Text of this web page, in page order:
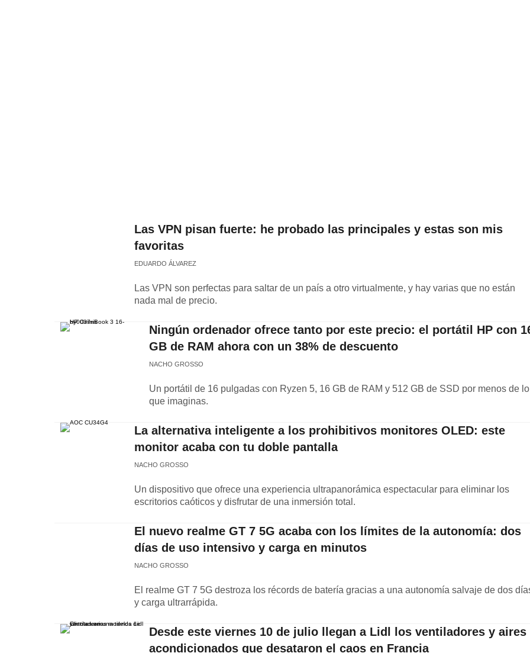
Las VPN pisan fuerte: he probado las principales y estas son mis
favoritas
EDUARDO ÁLVAREZ
Las VPN son perfectas para saltar de un país a otro virtualmente, y hay varias que no están
nada mal de precio.
Ningún ordenador ofrece tanto por este precio: el portátil HP con
GB de RAM ahora con un 38% de descuento
NACHO GROSSO
Un portátil de 16 pulgadas con Ryzen 5, 16 GB de RAM y 512 GB de SSD por menos de lo
que imaginas.
La alternativa inteligente a los prohibitivos monitores OLED: este
monitor acaba con tu doble pantalla
NACHO GROSSO
Un dispositivo que ofrece una experiencia ultrapanorámica espectacular para eliminar los
escritorios caóticos y disfrutar de una inmersión total.
El nuevo realme GT 7 5G acaba con los límites de la autonomía: dos
días de uso intensivo y carga en minutos
NACHO GROSSO
El realme GT 7 5G destroza los récords de batería gracias a una autonomía salvaje de dos
y carga ultrarrápida.
Desde este viernes 10 de julio llegan a Lidl los ventiladores y aires
acondicionados que desataron el caos en Francia